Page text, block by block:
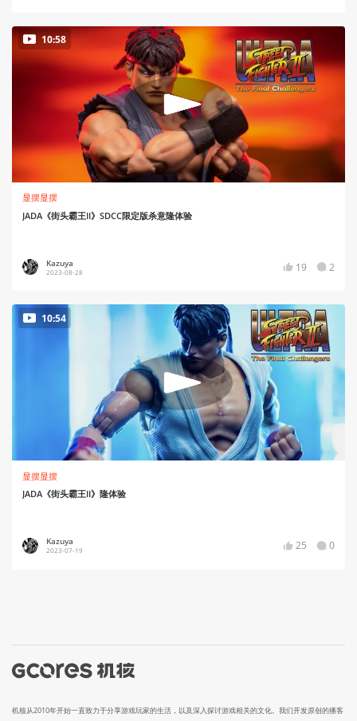
10:58
显摆显摆
JADA《街头霸王II》SDCC限定版杀意隆体验
Kazuya
2023-08-28 19 2
10:54
显摆显摆
JADA《街头霸王II》隆体验
Kazuya
2023-07-19 25 0
机核从2010年开始一直致力于分享游戏玩家的生活，以及深入探讨游戏相关的文化。我们开发原创的播客